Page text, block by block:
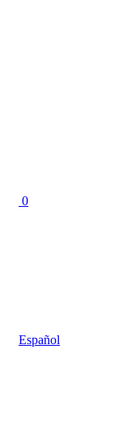
0
Español